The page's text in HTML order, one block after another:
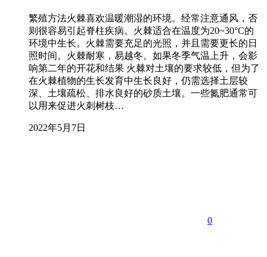
繁殖方法火棘喜欢温暖潮湿的环境。经常注意通风，否
则很容易引起脊柱疾病。火棘适合在温度为20~30°C的
环境中生长。火棘需要充足的光照，并且需要更长的日
照时间。火棘耐寒，易越冬。如果冬季气温上升，会影
响第二年的开花和结果 火棘对土壤的要求较低，但为了
在火棘植物的生长发育中生长良好，仍需选择土层较
深、土壤疏松、排水良好的砂质土壤。一些氮肥通常可
以用来促进火刺树枝…
2022年5月7日
0